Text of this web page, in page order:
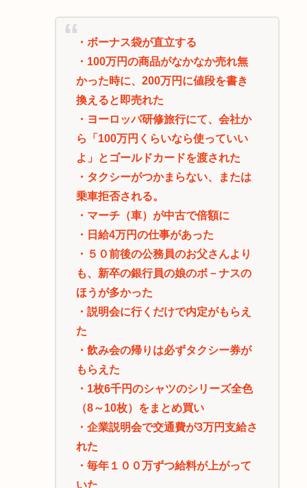
・ボーナス袋が直立する
・100万円の商品がなかなか売れ無
かった時に、200万円に値段を書き
換えると即売れた
・ヨーロッパ研修旅行にて、会社か
ら「100万円くらいなら使っていい
よ」とゴールドカードを渡された
・タクシーがつかまらない、または
乗車拒否される。
・マーチ（車）が中古で倍額に
・日給4万円の仕事があった
・５０前後の公務員のお父さんより
も、新卒の銀行員の娘のボ－ナスの
ほうが多かった
・説明会に行くだけで内定がもらえ
た
・飲み会の帰りは必ずタクシー券が
もらえた
・1枚6千円のシャツのシリーズ全色
（8～10枚）をまとめ買い
・企業説明会で交通費が3万円支給さ
れた
・毎年１００万ずつ給料が上がって
いた